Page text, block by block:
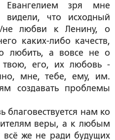
Евангелием зря мне
что исходный
любви к Ленину, о
каких-либо качеств,
любить, а вовсе не о
твою, его, их любовь -
мне, тебе, ему, им.
создавать проблемы
благовествуется нам ко
веры, а к любым
же не ради будущих